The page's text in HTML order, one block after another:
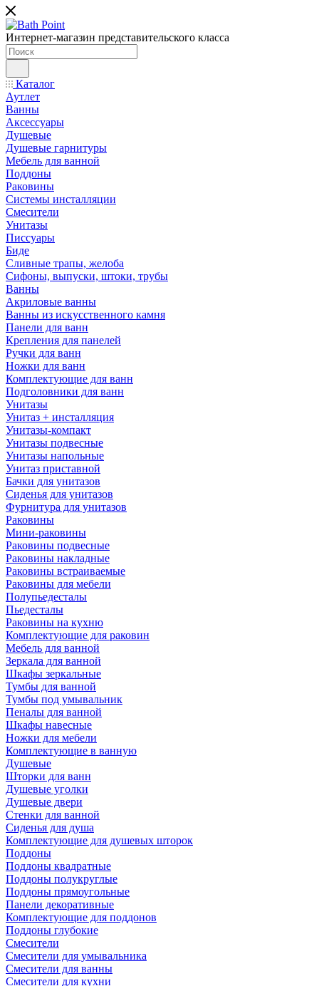
Интернет-магазин представительского класса
Каталог
Аутлет
Ванны
Аксессуары
Душевые
Душевые гарнитуры
Мебель для ванной
Поддоны
Раковины
Системы инсталляции
Смесители
Унитазы
Писсуары
Биде
Сливные трапы, желоба
Сифоны, выпуски, штоки, трубы
Ванны
Акриловые ванны
Ванны из искусственного камня
Панели для ванн
Крепления для панелей
Ручки для ванн
Ножки для ванн
Комплектующие для ванн
Подголовники для ванн
Унитазы
Унитаз + инсталляция
Унитазы-компакт
Унитазы подвесные
Унитазы напольные
Унитаз приставной
Бачки для унитазов
Сиденья для унитазов
Фурнитура для унитазов
Раковины
Мини-раковины
Раковины подвесные
Раковины накладные
Раковины встраиваемые
Раковины для мебели
Полупьедесталы
Пьедесталы
Раковины на кухню
Комплектующие для раковин
Мебель для ванной
Зеркала для ванной
Шкафы зеркальные
Тумбы для ванной
Тумбы под умывальник
Пеналы для ванной
Шкафы навесные
Ножки для мебели
Комплектующие в ванную
Душевые
Шторки для ванн
Душевые уголки
Душевые двери
Стенки для ванной
Сиденья для душа
Комплектующие для душевых шторок
Поддоны
Поддоны квадратные
Поддоны полукруглые
Поддоны прямоугольные
Панели декоративные
Комплектующие для поддонов
Поддоны глубокие
Смесители
Смесители для умывальника
Смесители для ванны
Смесители для кухни